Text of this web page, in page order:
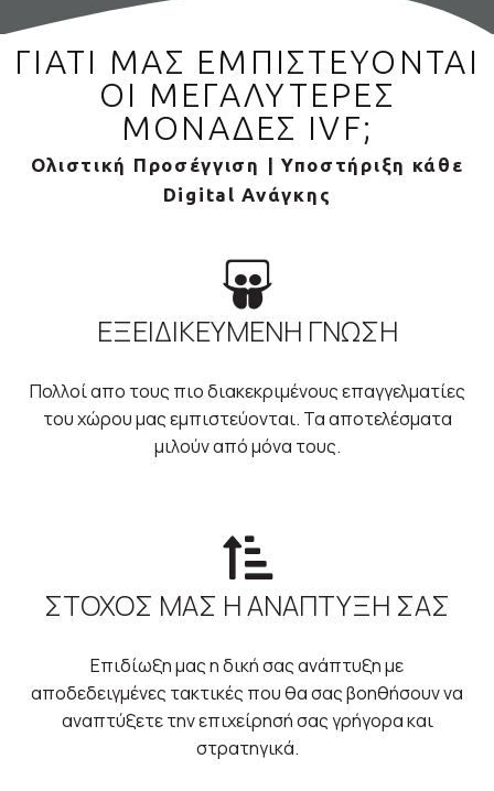
ΓΙΑΤΙ ΜΑΣ ΕΜΠΙΣΤΕΥΟΝΤΑΙ
ΟΙ ΜΕΓΑΛΥΤΕΡΕΣ
ΜΟΝΑΔΕΣ IVF;
Ολιστική Προσέγγιση | Υποστήριξη κάθε
Digital Ανάγκης
ΕΞΕΙΔΙΚΕΥΜΕΝΗ ΓΝΩΣΗ
Πολλοί απο τους πιο διακεκριμένους επαγγελματίες
του χώρου μας εμπιστεύονται. Τα αποτελέσματα
μιλούν από μόνα τους.
ΣΤΟΧΟΣ ΜΑΣ Η ΑΝΑΠΤΥΞΗ ΣΑΣ
Επιδίωξη μας η δική σας ανάπτυξη με
αποδεδειγμένες τακτικές που θα σας βοηθήσουν να
αναπτύξετε την επιχείρησή σας γρήγορα και
στρατηγικά.